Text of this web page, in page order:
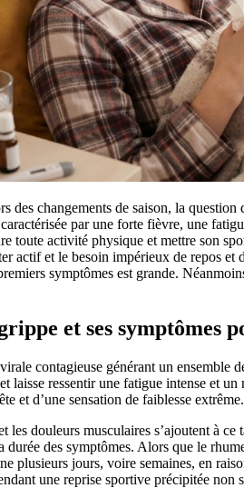
des changements de saison, la
par une forte fièvre, une
toute activité physique et mettre son
actif et le besoin impérieux de repos
symptômes est grande.
et ses symptômes
contagieuse générant un ensemble
laisse ressentir une fatigue intense et
et d’une sensation de faiblesse
les douleurs musculaires s’ajoutent à
durée des symptômes. Alors que le
plusieurs jours, voire semaines, en
une reprise sportive précipitée non